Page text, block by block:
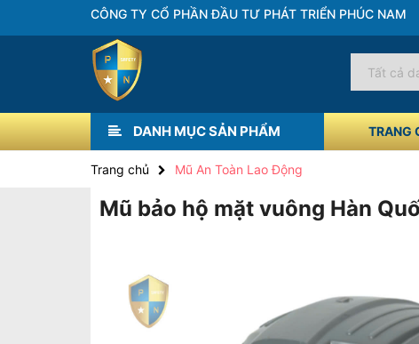
CÔNG TY CỔ PHẦN ĐẦU TƯ PHÁT TRIỂN PHÚC NAM
DANH MỤC SẢN PHẨM TRANG
Trang chủ Mũ An Toàn Lao Động
Mũ bảo hộ mặt vuông Hàn